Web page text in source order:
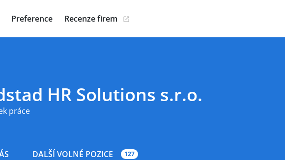
Preference Recenze firem
HR Solutions s.r.o.
práce
DALŠÍ VOLNÉ POZICE 127